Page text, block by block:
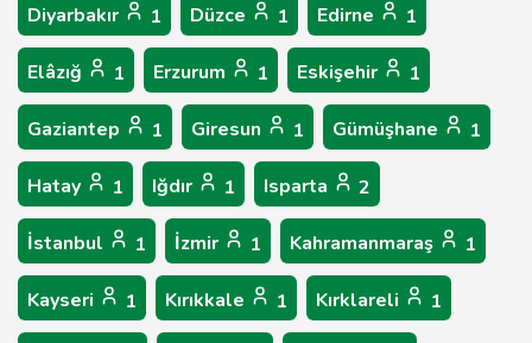
Diyarbakır 1 Düzce 1 Edirne 1
Elâzığ 1 Erzurum 1 Eskişehir 1
Gaziantep 1 Giresun 1 Gümüşhane 1
Hatay 1 Iğdır 1 Isparta 2
İstanbul 1 İzmir 1 Kahramanmaraş 1
Kayseri 1 Kırıkkale 1 Kırklareli 1